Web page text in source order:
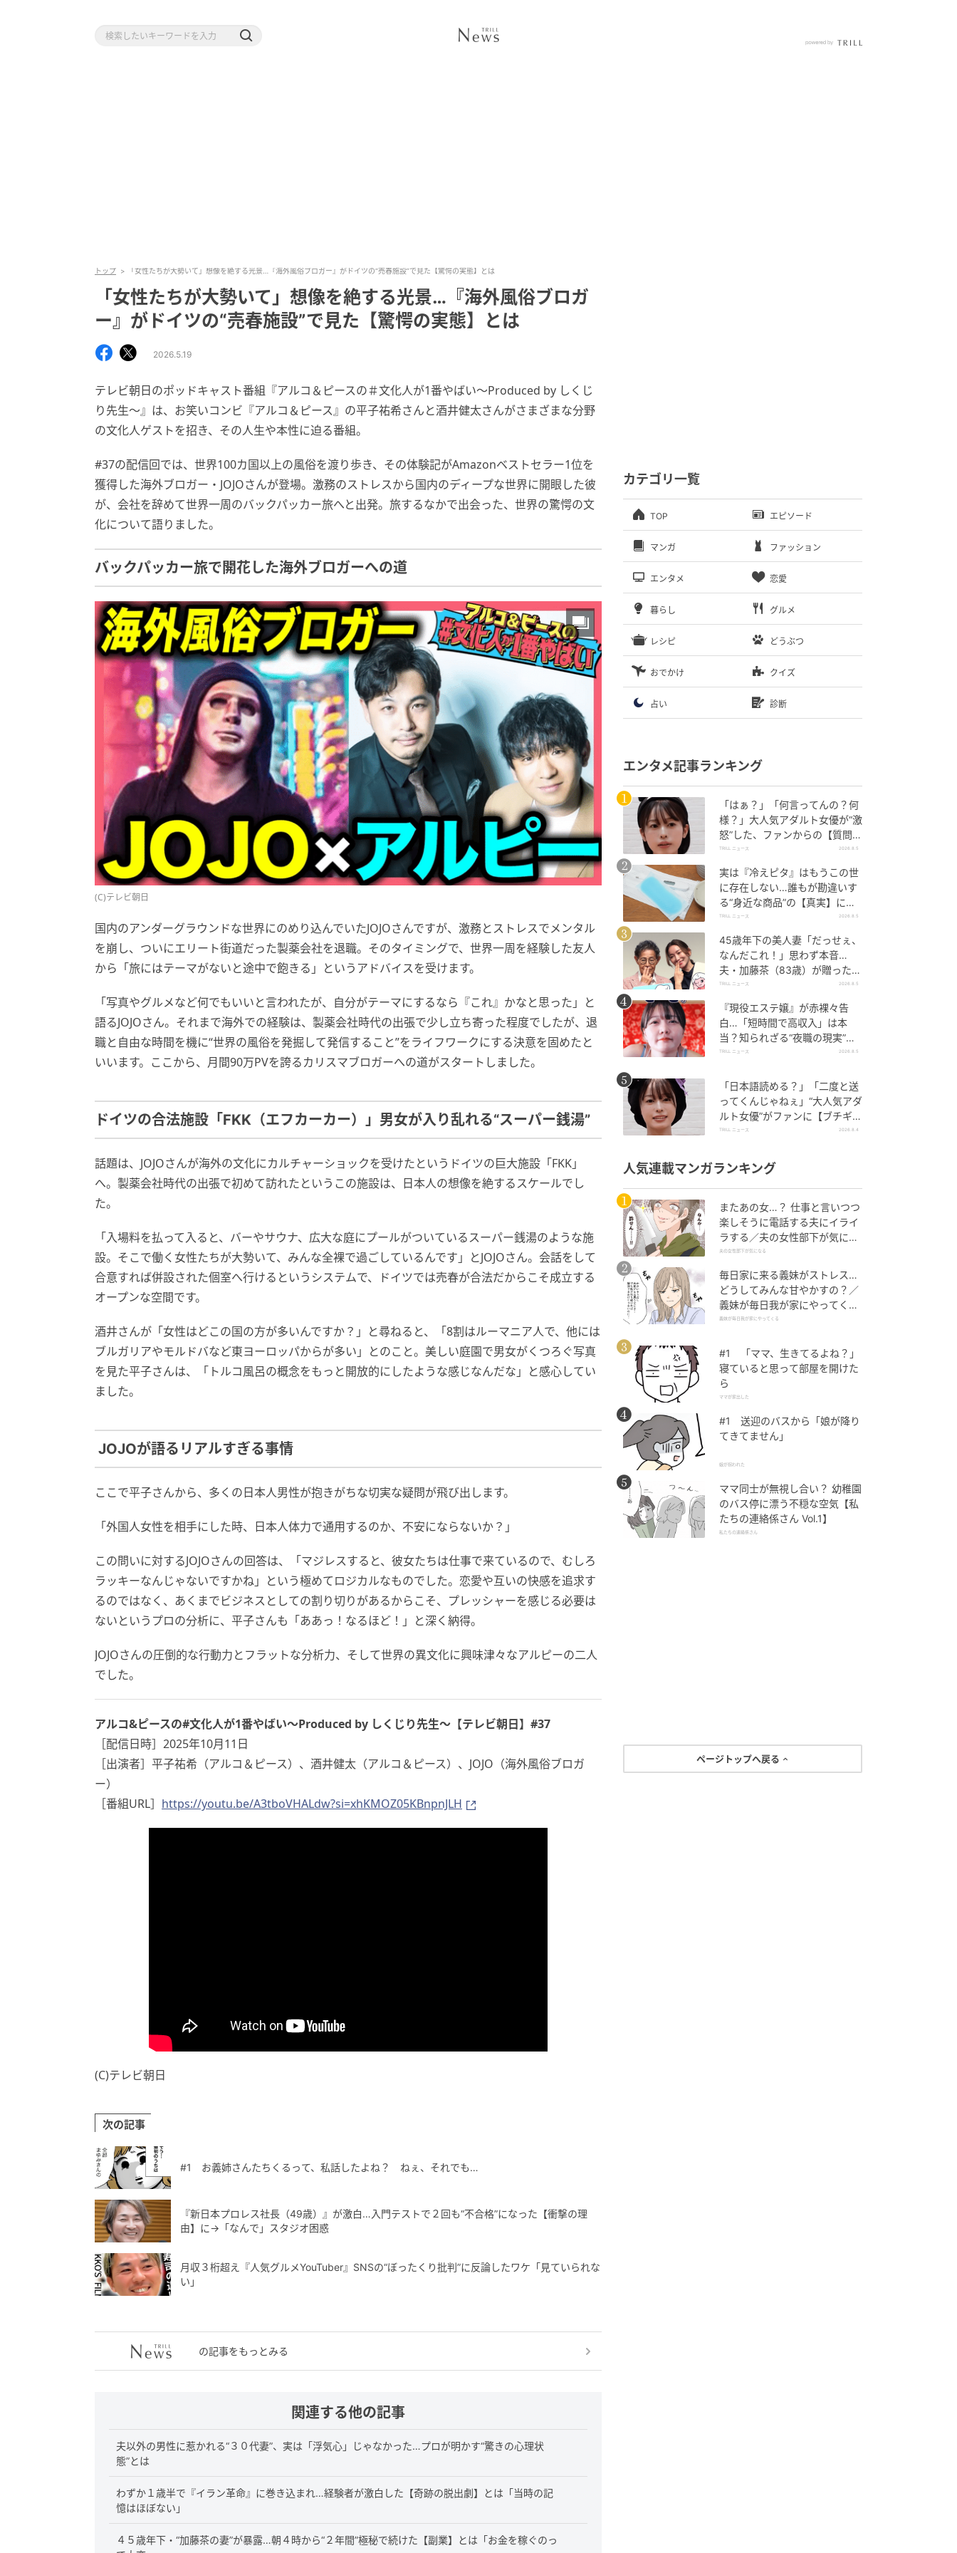
トップ 「女性たちが大勢いて」想像を絶する光景…『海外風俗ブロガー』がドイツの“売春施設”で見た【驚愕の実態】とは
「女性たちが大勢いて」想像を絶する光景…『海外風俗ブロガ
ー』がドイツの“売春施設”で見た【驚愕の実態】とは
2026.5.19
テレビ朝日のポッドキャスト番組『アルコ＆ピースの＃文化人が1番やばい〜Produced by しくじ
り先生〜』は、お笑いコンビ『アルコ＆ピース』の平子祐希さんと酒井健太さんがさまざまな分野
の文化人ゲストを招き、その人生や本性に迫る番組。
#37の配信回では、世界100カ国以上の風俗を渡り歩き、その体験記がAmazonベストセラー1位を
獲得した海外ブロガー・JOJOさんが登場。激務のストレスから国内のディープな世界に開眼した彼
が、会社を辞めて世界一周のバックパッカー旅へと出発。旅するなかで出会った、世界の驚愕の文
化について語りました。
バックパッカー旅で開花した海外ブロガーへの道
(C)テレビ朝日
国内のアンダーグラウンドな世界にのめり込んでいたJOJOさんですが、激務とストレスでメンタル
を崩し、ついにエリート街道だった製薬会社を退職。そのタイミングで、世界一周を経験した友人
から「旅にはテーマがないと途中で飽きる」というアドバイスを受けます。
「写真やグルメなど何でもいいと言われたが、自分がテーマにするなら『これ』かなと思った」と
語るJOJOさん。それまで海外での経験は、製薬会社時代の出張で少し立ち寄った程度でしたが、退
職と自由な時間を機に“世界の風俗を発掘して発信すること”をライフワークにする決意を固めたと
いいます。ここから、月間90万PVを誇るカリスマブロガーへの道がスタートしました。
ドイツの合法施設「FKK（エフカーカー）」男女が入り乱れる“スーパー銭湯”
話題は、JOJOさんが海外の文化にカルチャーショックを受けたというドイツの巨大施設「FKK」
へ。製薬会社時代の出張で初めて訪れたというこの施設は、日本人の想像を絶するスケールでし
た。
「入場料を払って入ると、バーやサウナ、広大な庭にプールがついているスーパー銭湯のような施
設。そこで働く女性たちが大勢いて、みんな全裸で過ごしているんです」とJOJOさん。会話をして
合意すれば併設された個室へ行けるというシステムで、ドイツでは売春が合法だからこそ成立する
オープンな空間です。
酒井さんが「女性はどこの国の方が多いんですか？」と尋ねると、「8割はルーマニア人で、他には
ブルガリアやモルドバなど東ヨーロッパからが多い」とのこと。美しい庭園で男女がくつろぐ写真
を見た平子さんは、「トルコ風呂の概念をもっと開放的にしたような感じなんだな」と感心してい
ました。
JOJOが語るリアルすぎる事情
ここで平子さんから、多くの日本人男性が抱きがちな切実な疑問が飛び出します。
「外国人女性を相手にした時、日本人体力で通用するのか、不安にならないか？」
この問いに対するJOJOさんの回答は、「マジレスすると、彼女たちは仕事で来ているので、むしろ
ラッキーなんじゃないですかね」という極めてロジカルなものでした。恋愛や互いの快感を追求す
るのではなく、あくまでビジネスとしての割り切りがあるからこそ、プレッシャーを感じる必要は
ないというプロの分析に、平子さんも「ああっ！なるほど！」と深く納得。
JOJOさんの圧倒的な行動力とフラットな分析力、そして世界の異文化に興味津々なアルピーの二人
でした。
アルコ&ピースの#文化人が1番やばい〜Produced by しくじり先生〜【テレビ朝日】#37
［配信日時］2025年10月11日
［出演者］平子祐希（アルコ＆ピース）、酒井健太（アルコ＆ピース）、JOJO（海外風俗ブロガ
ー）
［番組URL］ https://youtu.be/A3tboVHALdw?si=xhKMOZ05KBnpnJLH
(C)テレビ朝日
次の記事
#1 お義姉さんたちくるって、私話したよね？ ねぇ、それでも…
『新日本プロレス社長（49歳）』が激白…入門テストで２回も“不合格”になった【衝撃の理
由】に→「なんで」スタジオ困惑
月収３桁超え『人気グルメYouTuber』SNSの“ぼったくり批判”に反論したワケ「見ていられな
い」
の記事をもっとみる
関連する他の記事
夫以外の男性に惹かれる“３０代妻”、実は「浮気心」じゃなかった…プロが明かす“驚きの心理状
態”とは
わずか１歳半で『イラン革命』に巻き込まれ…経験者が激白した【奇跡の脱出劇】とは「当時の記
憶はほぼない」
４５歳年下・“加藤茶の妻”が暴露…朝４時から“２年間”極秘で続けた【副業】とは「お金を稼ぐのっ
カテゴリ一覧
TOP エピソード
マンガ ファッション
エンタメ 恋愛
暮らし グルメ
レシピ どうぶつ
おでかけ クイズ
占い 診断
エンタメ記事ランキング
「はぁ？」「何言ってんの？何
様？」大人気アダルト女優が“激
怒”した、ファンからの【質問】
とは
TRILL ニュース 2026.8.5
実は『冷えピタ』はもうこの世
に存在しない…誰もが勘違いす
る“身近な商品”の【真実】に
「知らなかった」「え、本当
TRILL ニュース 2026.8.5
45歳年下の美人妻「だっせぇ、
なんだこれ！」思わず本音…
夫・加藤茶（83歳）が贈った“2
0万円のプレゼント”とは
TRILL ニュース 2026.8.5
『現役エステ嬢』が赤裸々告
白…「短時間で高収入」は本
当？知られざる“夜職の現実”と
は「おすすめしません」
TRILL ニュース 2026.8.5
「日本語読める？」「二度と送
ってくんじゃねぇ」“大人気アダ
ルト女優”がファンに【ブチギ
レ】したワケ
TRILL ニュース 2026.8.4
人気連載マンガランキング
またあの女…？ 仕事と言いつつ
楽しそうに電話する夫にイライ
ラする／夫の女性部下が気にな
る（1）【夫婦の危機 まんが】
夫の女性部下が気になる
毎日家に来る義妹がストレス…
どうしてみんな甘やかすの？／
義妹が毎日我が家にやってくる
（1）【義父母がシンドイんで
義妹が毎日我が家にやってくる
#1 「ママ、生きてるよね？」
寝ていると思って部屋を開けた
ら
ママが家出した
#1 送迎のバスから「娘が降り
てきてません」
娘が拐われた
ママ同士が無視し合い？ 幼稚園
のバス停に漂う不穏な空気【私
たちの連絡係さん Vol.1】
私たちの連絡係さん
ページトップへ戻る